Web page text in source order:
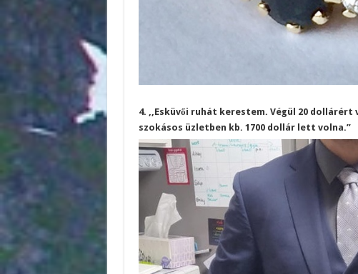
4. ,,Esküvői ruhát kerestem. Végül 20
szokásos üzletben kb. 1700 dollár lett volna.”